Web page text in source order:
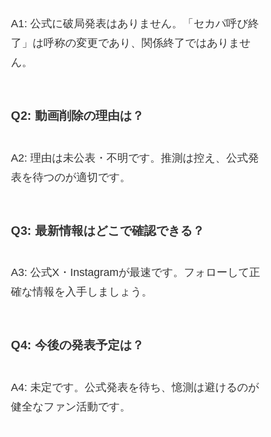
A1: 公式に破局発表はありません。「セカパ呼び終
了」は呼称の変更であり、関係終了ではありませ
ん。
Q2: 動画削除の理由は？
A2: 理由は未公表・不明です。推測は控え、公式発
表を待つのが適切です。
Q3: 最新情報はどこで確認できる？
A3: 公式X・Instagramが最速です。フォローして正
確な情報を入手しましょう。
Q4: 今後の発表予定は？
A4: 未定です。公式発表を待ち、憶測は避けるのが
健全なファン活動です。